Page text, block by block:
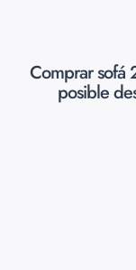
Comprar sofá
posible